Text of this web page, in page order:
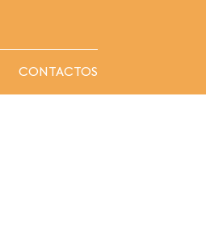
CONTACTOS